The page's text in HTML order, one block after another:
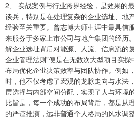
2、 实战案例与行业跨界经验，是效果的
谈兵，特别是在处理复杂的企业选址、地
经验至关重要。曾志博大师生涯中最具信
来服务于多家上市公司与地产集团的经历
解企业选址背后对能源、人流、信息流的
企业管理法则”便是在无数次大型项目实
布局优化企业决策效率与团队协作。例如
时，他不仅考虑了宏观的龙脉走向与水法
层选择与内部空间分配，实现了人与环境
比皆是，每一个成功的布局背后，都是从
的严谨推演，远非普通个人格局的风水调整